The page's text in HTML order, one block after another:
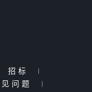
招标
|
见问题
|